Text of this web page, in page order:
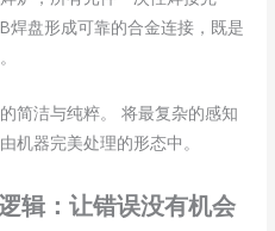
焊盘形成可靠的合金连接，既是
简洁与纯粹。 将最复杂的感知
机器完美处理的形态中。
辑：让错误没有机会